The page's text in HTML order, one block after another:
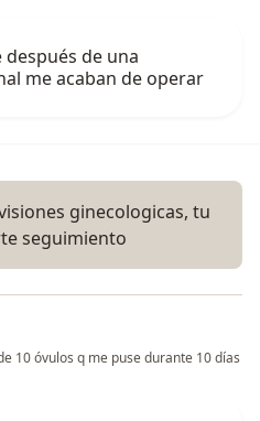
después de una
me acaban de operar
ginecologicas, tu
seguimiento
10 óvulos q me puse durante 10 días